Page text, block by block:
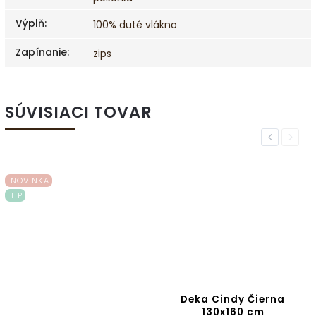
Výplň:
100% duté vlákno
Zapínanie: zips
SÚVISIACI TOVAR
Previous
NOVINKA
TIP
Deka Cindy Čierna
130x160 cm
Next